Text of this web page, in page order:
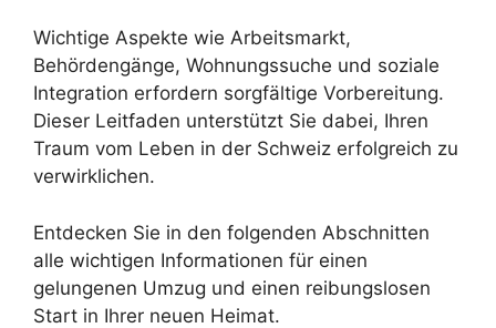
Wichtige Aspekte wie Arbeitsmarkt,
Behördengänge, Wohnungssuche und soziale
Integration erfordern sorgfältige Vorbereitung.
Dieser Leitfaden unterstützt Sie dabei, Ihren
Traum vom Leben in der Schweiz erfolgreich zu
verwirklichen.
Entdecken Sie in den folgenden Abschnitten
alle wichtigen Informationen für einen
gelungenen Umzug und einen reibungslosen
Start in Ihrer neuen Heimat.